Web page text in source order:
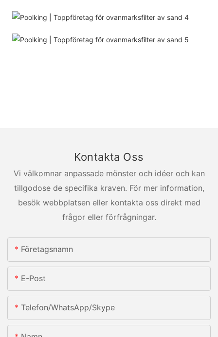
Kontakta Oss
Vi välkomnar anpassade mönster och idéer och kan
tillgodose de specifika kraven. För mer information,
besök webbplatsen eller kontakta oss direkt med
frågor eller förfrågningar.
Företagsnamn
E-Post
Telefon/whatsApp/skype